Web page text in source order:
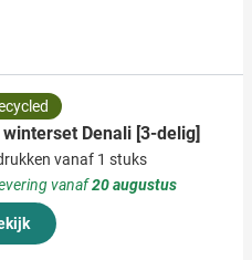
winterset Denali [3-delig]
vanaf 1 stuks
vanaf20 augustus